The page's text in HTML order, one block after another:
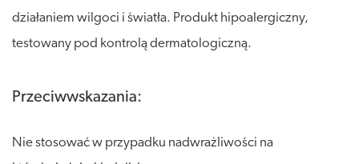
działaniem wilgoci i światła. Produkt hipoalergiczny,
testowany pod kontrolą dermatologiczną.
Przeciwwskazania:
Nie stosować w przypadku nadwrażliwości na